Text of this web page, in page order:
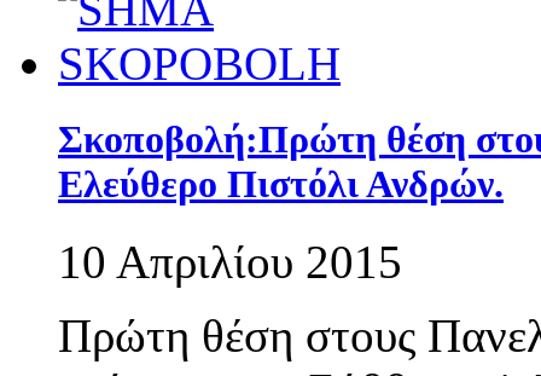
Σκοποβολή:Πρώτη θέση
Ελεύθερο Πιστόλι Ανδρών.
10 Απριλίου 2015
Πρώτη θέση στους